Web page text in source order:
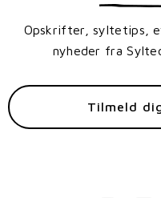
Opskrifter, syltetips,
nyheder fra
Tilmeld